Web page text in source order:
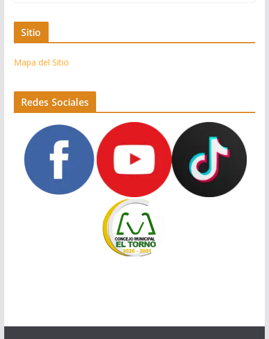
Sitio
Mapa del Sitio
Redes Sociales